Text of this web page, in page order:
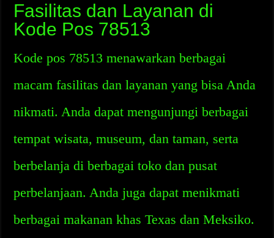
Fasilitas dan Layanan di
Kode Pos 78513
Kode pos 78513 menawarkan berbagai
macam fasilitas dan layanan yang bisa Anda
nikmati. Anda dapat mengunjungi berbagai
tempat wisata, museum, dan taman, serta
berbelanja di berbagai toko dan pusat
perbelanjaan. Anda juga dapat menikmati
berbagai makanan khas Texas dan Meksiko.